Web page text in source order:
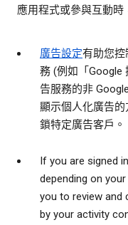
應用程式或參與互動時
廣告設定有助您控
務 (例如「Google
告服務的非
顯示個人化廣告
鎖特定廣告客戶。
If you are signed
depending on
you to review and
by your activity